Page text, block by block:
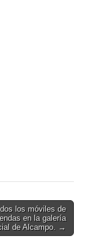
los móviles de
en la galería
de Alcampo. →